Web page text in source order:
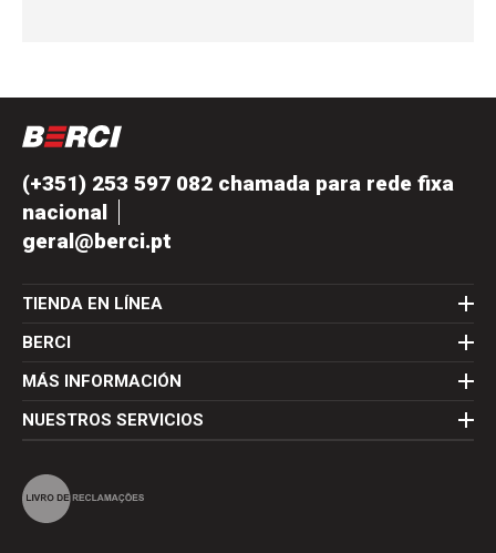
(+351) 253 597 082 chamada para rede fixa
nacional
geral@berci.pt
TIENDA EN LÍNEA
BERCI
MÁS INFORMACIÓN
NUESTROS SERVICIOS